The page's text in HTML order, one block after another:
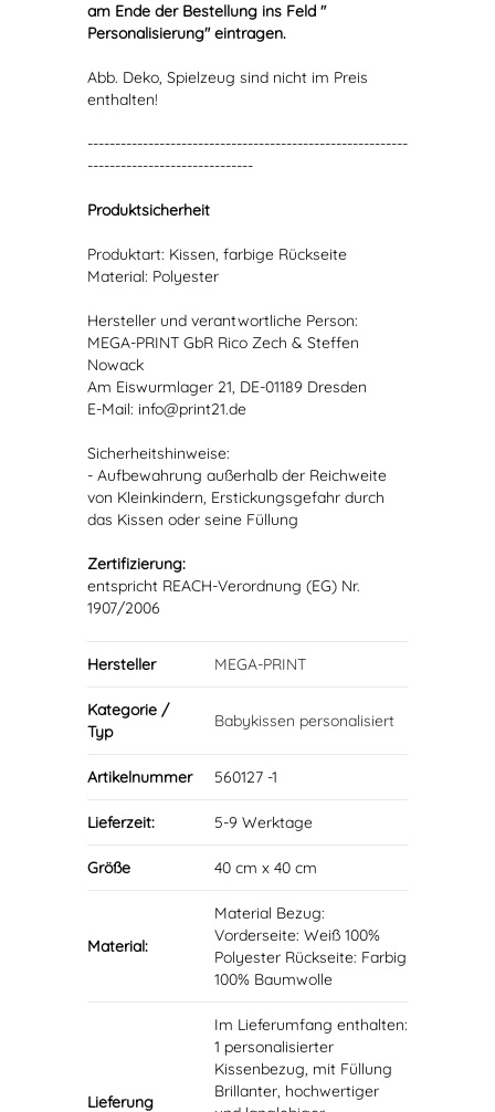
am Ende der Bestellung ins Feld "
Personalisierung" eintragen.
Abb. Deko, Spielzeug sind nicht im Preis
enthalten!
----------------------------------------------------------
------------------------------
Produktsicherheit
Produktart: Kissen, farbige Rückseite
Material: Polyester
Hersteller und verantwortliche Person:
MEGA-PRINT GbR Rico Zech & Steffen
Nowack
Am Eiswurmlager 21, DE-01189 Dresden
E-Mail: info@print21.de
Sicherheitshinweise:
- Aufbewahrung außerhalb der Reichweite
von Kleinkindern, Erstickungsgefahr durch
das Kissen oder seine Füllung
Zertifizierung:
entspricht REACH-Verordnung (EG) Nr.
1907/2006
Hersteller MEGA-PRINT
Kategorie /
Typ
Babykissen personalisiert
Artikelnummer 560127 -1
Lieferzeit: 5-9 Werktage
Größe 40 cm x 40 cm
Material:
Material Bezug:
Vorderseite: Weiß 100%
Polyester Rückseite: Farbig
100% Baumwolle
Lieferung
Im Lieferumfang enthalten:
1 personalisierter
Kissenbezug, mit Füllung
Brillanter, hochwertiger